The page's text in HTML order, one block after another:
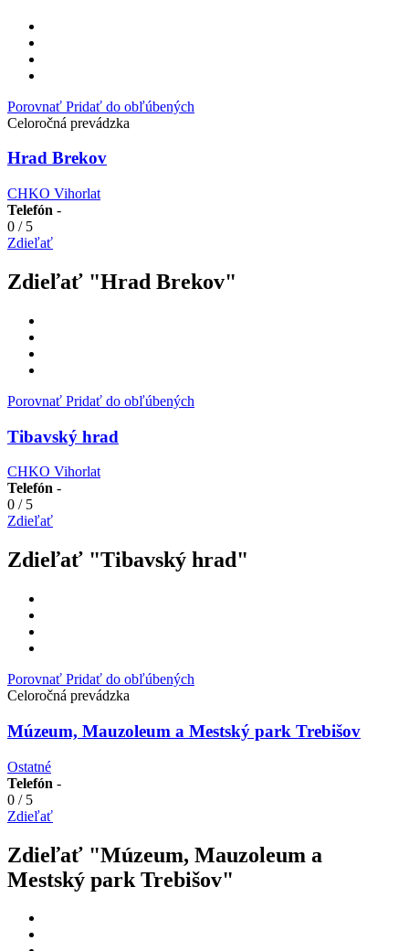
Porovnať Pridať do obľúbených
Celoročná prevádzka
Hrad Brekov
CHKO Vihorlat
Telefón -
0 /5
Zdieľať
Zdieľať "Hrad Brekov"
Porovnať Pridať do obľúbených
Tibavský hrad
CHKO Vihorlat
Telefón -
0 /5
Zdieľať
Zdieľať "Tibavský hrad"
Porovnať Pridať do obľúbených
Celoročná prevádzka
Múzeum, Mauzoleum a Mestský park Trebišov
Ostatné
Telefón -
0 /5
Zdieľať
Zdieľať "Múzeum, Mauzoleum a
Mestský park Trebišov"